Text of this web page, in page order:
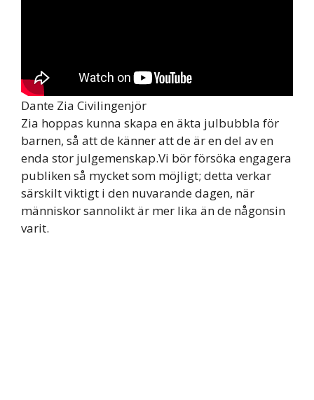
Dante Zia Civilingenjör
Zia hoppas kunna skapa en äkta julbubbla för
barnen, så att de känner att de är en del av en
enda stor julgemenskap.Vi bör försöka engagera
publiken så mycket som möjligt; detta verkar
särskilt viktigt i den nuvarande dagen, när
människor sannolikt är mer lika än de någonsin
varit.